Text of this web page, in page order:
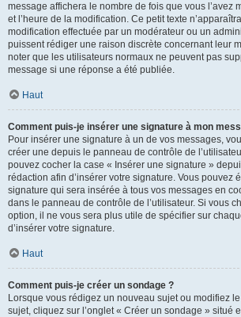
message affichera le nombre de fois que vous l’avez
et l’heure de la modification. Ce petit texte n’apparaîtra
modification effectuée par un modérateur ou un
puissent rédiger une raison discrète concernant leur
noter que les utilisateurs normaux ne peuvent pas
message si une réponse a été publiée.
Haut
Comment puis-je insérer une signature à mon
Pour insérer une signature à un de vos messages,
créer une depuis le panneau de contrôle de
pouvez cocher la case « Insérer une signature »
rédaction afin d’insérer votre signature. Vous pouvez
signature qui sera insérée à tous vos messages en
dans le panneau de contrôle de l’utilisateur. Si vous
option, il ne vous sera plus utile de spécifier sur
d’insérer votre signature.
Haut
Comment puis-je créer un sondage ?
Lorsque vous rédigez un nouveau sujet ou modifiez
sujet, cliquez sur l’onglet « Créer un sondage » situé